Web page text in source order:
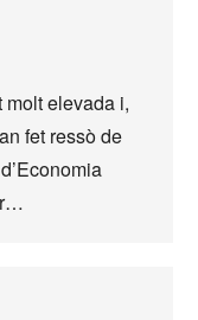
elevada i,
fet ressò de